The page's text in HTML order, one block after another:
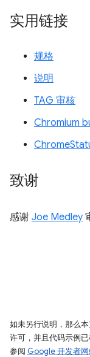
实用链接
规格
说明
TAG 审核
Chromium
致谢
感谢 Joe Medley
如未另行说明，那么
许可，并且代码示例
参阅 Google 开发者